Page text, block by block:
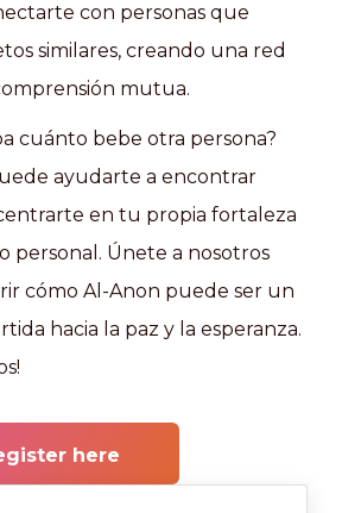
con personas que
similares, creando una red
mutua.
cuánto bebe otra persona?
ayudarte a encontrar
en tu propia fortaleza
personal. Únete a nosotros
cómo Al-Anon puede ser un
hacia la paz y la esperanza.
here